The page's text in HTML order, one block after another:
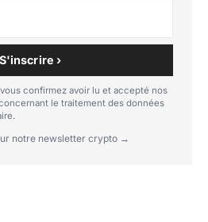
S'inscrire ›
confirmez avoir lu et accepté nos
le traitement des données
notre newsletter crypto →